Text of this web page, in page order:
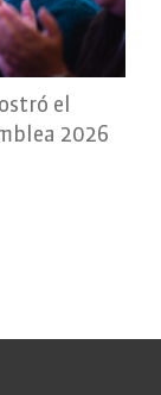
el
2026